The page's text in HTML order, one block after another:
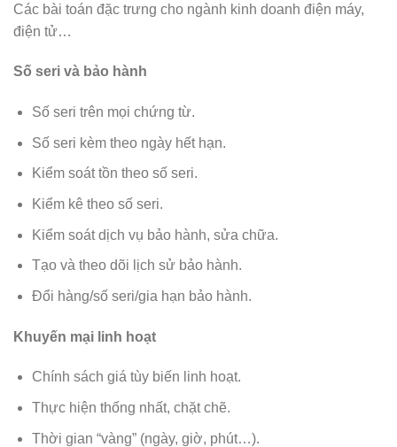
Các bài toán đặc trưng cho ngành kinh doanh điện máy,
điện tử…
Số seri và bảo hành
Số seri trên mọi chứng từ.
Số seri kèm theo ngày hết hạn.
Kiểm soát tồn theo số seri.
Kiểm kê theo số seri.
Kiểm soát dịch vụ bảo hành, sửa chữa.
Tạo và theo dõi lịch sử bảo hành.
Đổi hàng/số seri/gia hạn bảo hành.
Khuyến mại linh hoạt
Chính sách giá tùy biến linh hoạt.
Thực hiện thống nhất, chặt chẽ.
Thời gian “vàng” (ngày, giờ, phút…).